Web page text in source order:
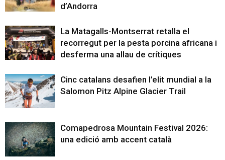
d’Andorra
La Matagalls-Montserrat retalla el
recorregut per la pesta porcina africana i
desferma una allau de crítiques
Cinc catalans desafien l’elit mundial a la
Salomon Pitz Alpine Glacier Trail
Comapedrosa Mountain Festival 2026:
una edició amb accent català